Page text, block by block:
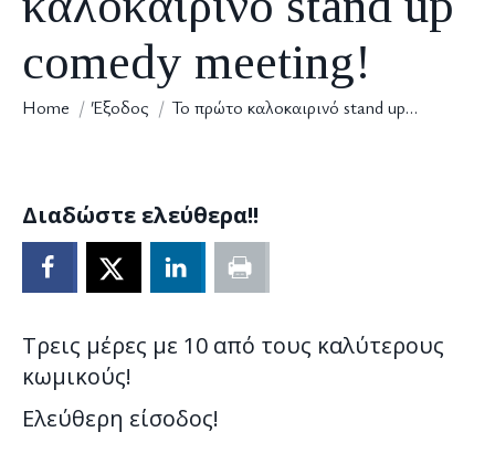
comedy meeting!
You are here:
Home Έξοδος Το πρώτο καλοκαιρινό stand up…
Διαδώστε ελεύθερα!!
Tρεις μέρες με 10 από τους καλύτερους
κωμικούς!
Ελεύθερη είσοδος!